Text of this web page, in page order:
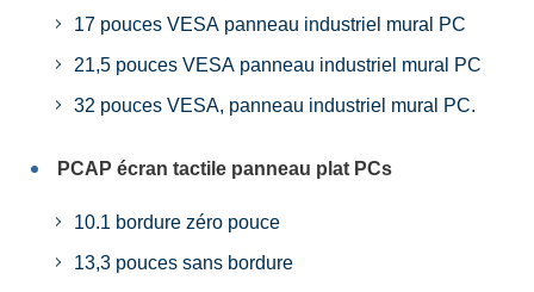
17 pouces VESA panneau industriel mural PC
21,5 pouces VESA panneau industriel mural PC
32 pouces VESA, panneau industriel mural PC.
PCAP écran tactile panneau plat PCs
10.1 bordure zéro pouce
13,3 pouces sans bordure